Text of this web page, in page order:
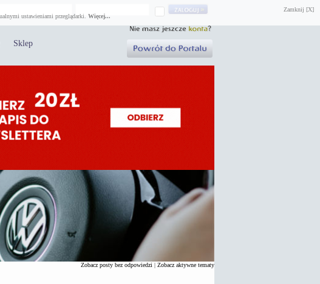
Zamknij [X]
ustawieniami przeglądarki. Więcej...
Sklep
Zobacz posty bez odpowiedzi | Zobacz aktywne tematy